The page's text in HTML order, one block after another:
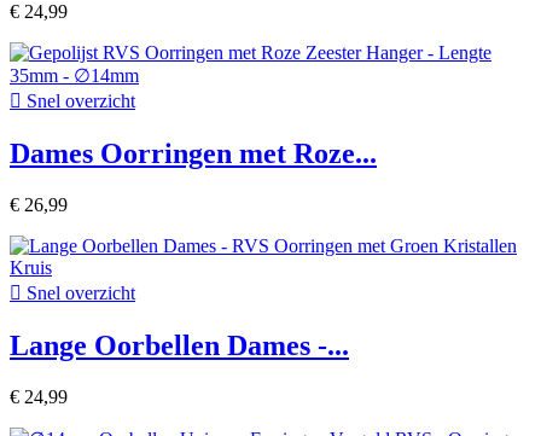
€ 24,99
 Snel overzicht
Dames Oorringen met Roze...
€ 26,99
 Snel overzicht
Lange Oorbellen Dames -...
€ 24,99